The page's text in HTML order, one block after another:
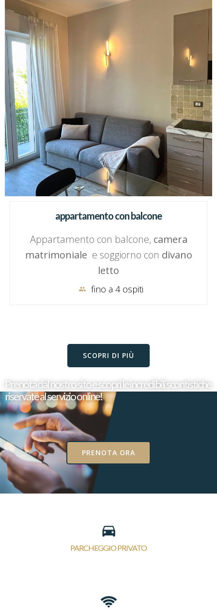
appartamento con balcone
Appartamento con balcone, camera
matrimoniale e soggiorno con divano
letto
fino a 4 ospiti
SCOPRI DI PIÙ
Prenota dal nostro sito e scopri le incredibili scontistiche
riservate al servizio online!
PRENOTA ORA
PARCHEGGIO PRIVATO